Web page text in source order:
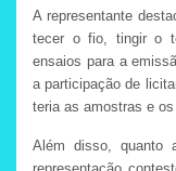
A representante
tecer o fio, tingir o
ensaios para a
a participação de
teria as amostras e os
Além disso, quanto